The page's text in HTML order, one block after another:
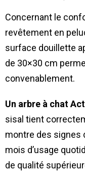
Concernant le
revêtement en
surface douillette
de 30×30 cm
convenablement.
Un arbre à chat
sisal tient
montre des signes
mois d’usage
de qualité